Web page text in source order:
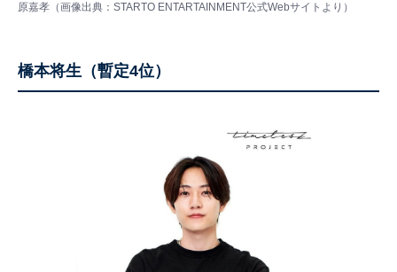
原嘉孝（画像出典：STARTO ENTARTAINMENT公式Webサイトより）
橋本将生（暫定4位）